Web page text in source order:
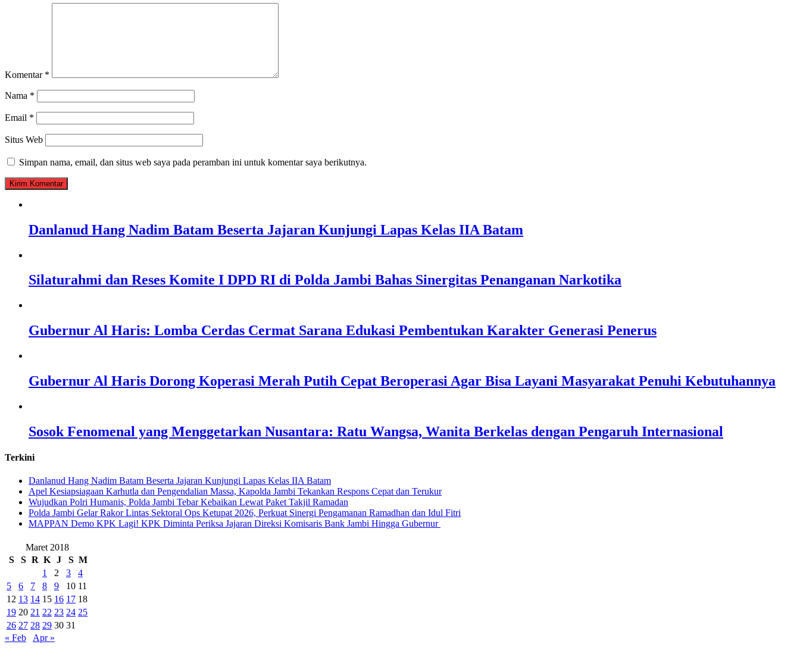
Komentar *
Nama *
Email *
Situs Web
Simpan nama, email, dan situs web saya pada peramban ini untuk komentar saya berikutnya.
Danlanud Hang Nadim Batam Beserta Jajaran Kunjungi Lapas Kelas IIA Batam
Silaturahmi dan Reses Komite I DPD RI di Polda Jambi Bahas Sinergitas Penanganan Narkotika
Gubernur Al Haris: Lomba Cerdas Cermat Sarana Edukasi Pembentukan Karakter Generasi Penerus
Gubernur Al Haris Dorong Koperasi Merah Putih Cepat Beroperasi Agar Bisa Layani Masyarakat Penuhi Kebutuhannya
Sosok Fenomenal yang Menggetarkan Nusantara: Ratu Wangsa, Wanita Berkelas dengan Pengaruh Internasional
Terkini
Danlanud Hang Nadim Batam Beserta Jajaran Kunjungi Lapas Kelas IIA Batam
Apel Kesiapsiagaan Karhutla dan Pengendalian Massa, Kapolda Jambi Tekankan Respons Cepat dan Terukur
Wujudkan Polri Humanis, Polda Jambi Tebar Kebaikan Lewat Paket Takjil Ramadan
Polda Jambi Gelar Rakor Lintas Sektoral Ops Ketupat 2026, Perkuat Sinergi Pengamanan Ramadhan dan Idul Fitri
‎MAPPAN Demo KPK Lagi! KPK Diminta Periksa Jajaran Direksi Komisaris Bank Jambi Hingga Gubernur ‎
Maret 2018
S
S R K J S M
1
2 3
4
5
6 7 8 9 10 11
12 13 14 15 16 17 18
19 20 21 22 23 24 25
26 27 28 29 30 31
« Feb
Apr »